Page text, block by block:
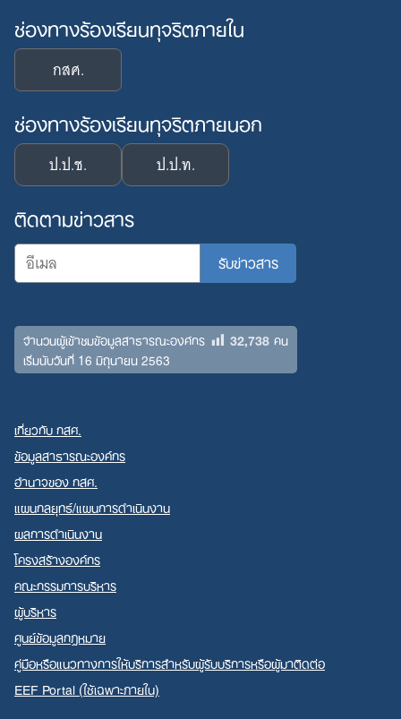
ช่องทางร้องเรียนทุจริตภายใน
กสศ.
ช่องทางร้องเรียนทุจริตภายนอก
ป.ป.ช. ป.ป.ท.
ติดตามข่าวสาร
จำนวนผู้เข้าชมข้อมูลสาธารณะองค์กร 32,738คน
เริ่มนับวันที่ 16 มิถุนายน 2563
เกี่ยวกับ กสศ.
ข้อมูลสาธารณะองค์กร
อำนาจของ กสศ.
แผนกลยุทธ์/แผนการดำเนินงาน
ผลการดำเนินงาน
โครงสร้างองค์กร
คณะกรรมการบริหาร
ผู้บริหาร
ศูนย์ข้อมูลกฎหมาย
คู่มือหรือแนวทางการให้บริการสำหรับผู้รับบริการหรือผู้มาติดต่อ
EEF Portal (ใช้เฉพาะภายใน)